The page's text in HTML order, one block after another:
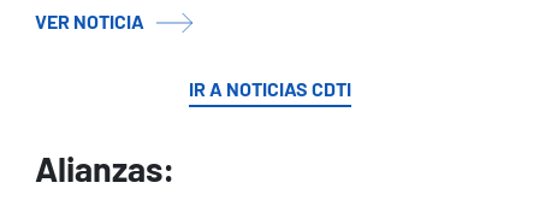
VER NOTICIA
IR A NOTICIAS CDTI
Alianzas: